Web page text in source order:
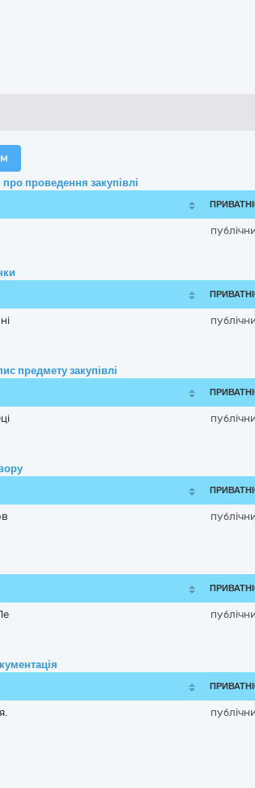
проведення закупівлі
предмету закупівлі